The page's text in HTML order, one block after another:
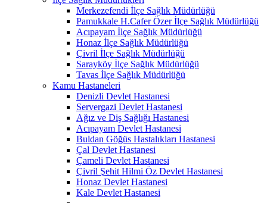
Merkezefendi İlçe Sağlık Müdürlüğü
Pamukkale H.Cafer Özer İlçe Sağlık Müdürlüğü
Acıpayam İlçe Sağlık Müdürlüğü
Honaz İlçe Sağlık Müdürlüğü
Çivril İlçe Sağlık Müdürlüğü
Sarayköy İlçe Sağlık Müdürlüğü
Tavas İlçe Sağlık Müdürlüğü
Kamu Hastaneleri
Denizli Devlet Hastanesi
Servergazi Devlet Hastanesi
Ağız ve Diş Sağlığı Hastanesi
Acıpayam Devlet Hastanesi
Buldan Göğüs Hastalıkları Hastanesi
Çal Devlet Hastanesi
Çameli Devlet Hastanesi
Çivril Şehit Hilmi Öz Devlet Hastanesi
Honaz Devlet Hastanesi
Kale Devlet Hastanesi